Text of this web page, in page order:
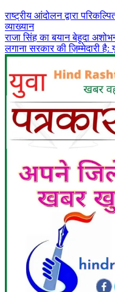
राष्ट्रीय आंदोलन द्वारा
व्याख्यान
राजा सिंह का बयान बेहूदा
लगाना सरकार की ज़िम्मेदारी